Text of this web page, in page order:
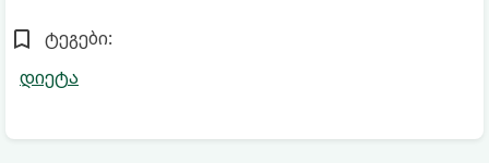
ტეგები:
დიეტა